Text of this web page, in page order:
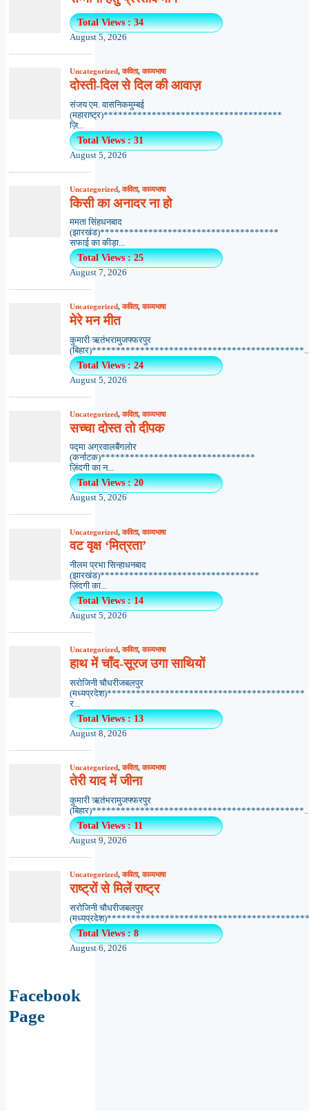
Facebook
Page